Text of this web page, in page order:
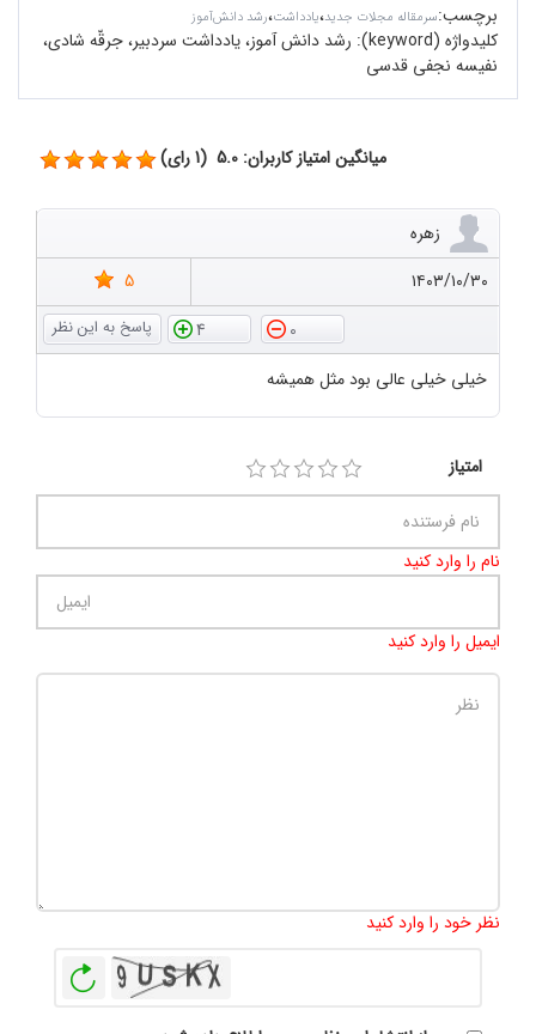
برچسب:سرمقاله مجلات جدید،یادداشت،رشد دانش‌آموز
کلیدواژه (keyword):
رشد دانش آموز، یادداشت سردبیر، جرقّه‌ شادی،
نفیسه نجفی قدسی
میانگین امتیاز کاربران: 5.0 (1 رای)
زهره
۱۴۰۳/۱۰/۳۰
5
0
4
خیلی خیلی عالی بود مثل همیشه
امتیاز
نام را وارد کنید
ایمیل را وارد کنید
نظر خود را وارد کنید